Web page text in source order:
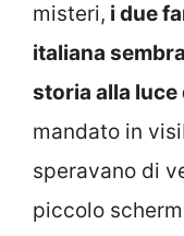
misteri, i due
italiana
storia alla luce
mandato in
speravano di
piccolo